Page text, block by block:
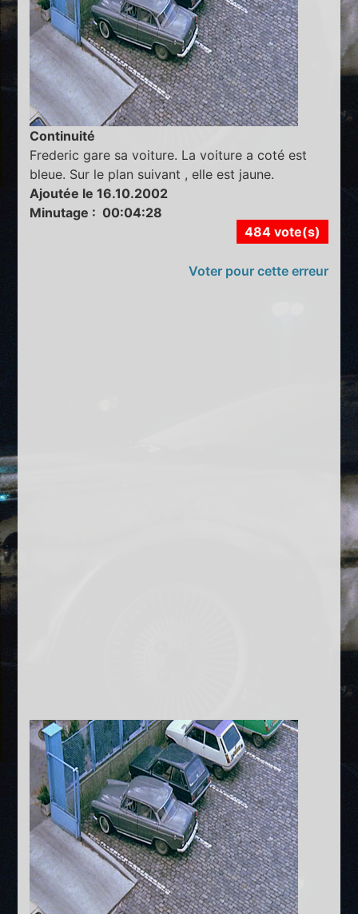
Continuité
Frederic gare sa voiture. La voiture a coté est
bleue. Sur le plan suivant , elle est jaune.
Ajoutée le 16.10.2002
Minutage : 00:04:28
484 vote(s)
Voter pour cette erreur